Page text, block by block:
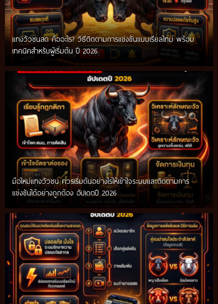
แทงวัวชนสด คืออะไร? วิธีติดตามการแข่งขันแบบเรียลไทม์ พร้อม
เทคนิคสำหรับผู้เริ่มต้น ปี 2026
มือใหม่แทงวัวชน ควรเริ่มต้นอย่างไรให้เข้าใจระบบและติดตามการ
แข่งขันได้อย่างถูกต้อง อัปเดตปี 2026